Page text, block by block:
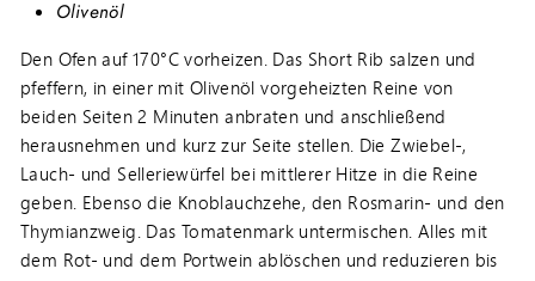
Olivenöl
Den Ofen auf 170°C vorheizen. Das Short Rib salzen und
pfeffern, in einer mit Olivenöl vorgeheizten Reine von
beiden Seiten 2 Minuten anbraten und anschließend
herausnehmen und kurz zur Seite stellen. Die Zwiebel-,
Lauch- und Selleriewürfel bei mittlerer Hitze in die Reine
geben. Ebenso die Knoblauchzehe, den Rosmarin- und den
Thymianzweig. Das Tomatenmark untermischen. Alles mit
dem Rot- und dem Portwein ablöschen und reduzieren bis